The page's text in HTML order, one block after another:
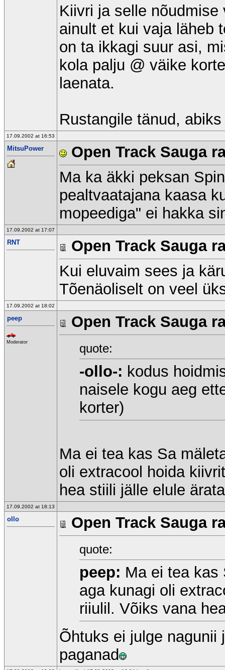
Kiivri ja selle
ainult et kui vaja läheb
on ta ikkagi suur asi,
kola palju @ väike
laenata.
Rustangile tänud,
17.09.2002 at 16:53
MitsuPower
Open Track Sauga
Ma ka äkki peksan
pealtvaatajana kaasa
mopeediga" ei hakka
17.09.2002 at 17:07
RNT
Open Track Sauga
Kui eluvaim sees ja
Tõenäoliselt on veel
17.09.2002 at 18:02
peep
Moderator
Open Track Sauga
quote:
-ollo-: kodus
naisele kogu aeg
korter)
Ma ei tea kas Sa
oli extracool hoida
hea stiili jälle elule
17.09.2002 at 18:13
ollo Open Track Sauga
quote:
peep: Ma ei tea kas
aga kunagi oli
riiulil. Võiks vana
Õhtuks ei julge nagunii
paganad